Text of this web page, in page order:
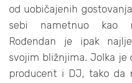
od uobičajenih
sebi nametnuo kao
Rođendan je ipak
svojim bližnjima. Jolka je
producent i DJ, tako da